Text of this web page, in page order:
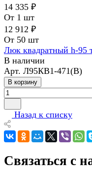
14 335 ₽
От 1 шт
12 912 ₽
От 50 шт
Люк квадратный h-95
В наличии
Арт. Л95КВ1-471(В)
В корзину
Назад к списку
Связаться с